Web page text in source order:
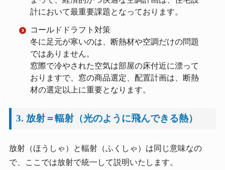
計において最重要課題となっております。
コールドドラフト対策
冬に足元が寒いのは、断熱材や空調だけの問題
ではありません。
窓際で冷やされた空気は部屋の床付近に漂って
おりますで、窓の商品選定、配置計画は、断熱
材の選定以上に重要となります。
3. 放射＝輻射（光のように飛んできる熱）
放射（ほうしゃ）と輻射（ふくしゃ）は同じ意味なの
で、ここでは放射で統一して説明いたします。